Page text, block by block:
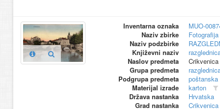
Inventarna oznaka
MUO-
Naziv zbirke
Naziv podzbirke
Književni naziv
Naslov predmeta
Crikvenica
Grupa predmeta
Podgrupa predmeta
poštanska
Materijal izrade
karton
Država nastanka
Hrvatska
Grad nastanka
Crikvenica